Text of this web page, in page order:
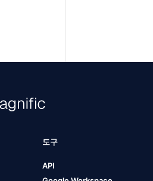
도구
API